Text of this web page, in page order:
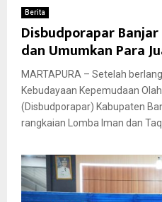
Berita
Disbudporapar
dan Umumkan Para
MARTAPURA – Setelah
Kebudayaan Kepemudaan
(Disbudporapar) Kabupaten
rangkaian Lomba Iman dan